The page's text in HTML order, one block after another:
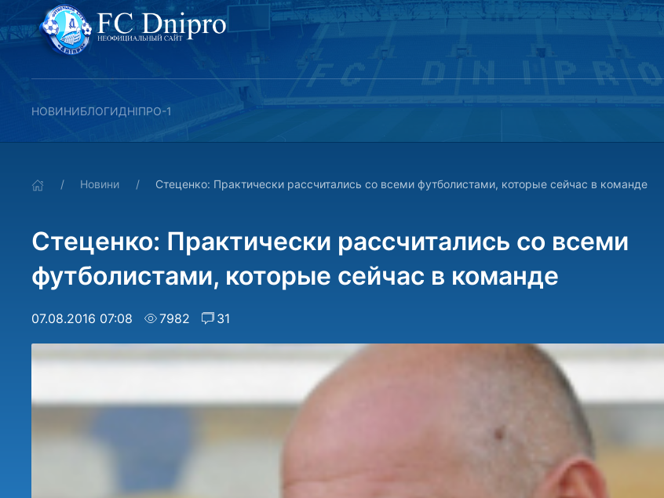
НОВИНИБЛОГИДНІПРО-1
Новини Стеценко: Практически рассчитались со всеми футболистами, которые сейчас в команде
Стеценко: Практически рассчитались со всеми
футболистами, которые сейчас в команде
07.08.2016 07:08 7982 31